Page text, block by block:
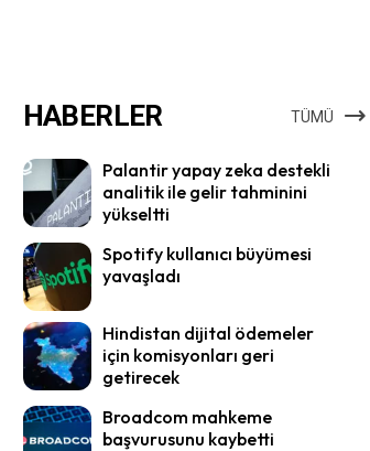
HABERLER TÜMÜ
Palantir yapay zeka destekli
analitik ile gelir tahminini
yükseltti
Spotify kullanıcı büyümesi
yavaşladı
Hindistan dijital ödemeler
için komisyonları geri
getirecek
Broadcom mahkeme
başvurusunu kaybetti